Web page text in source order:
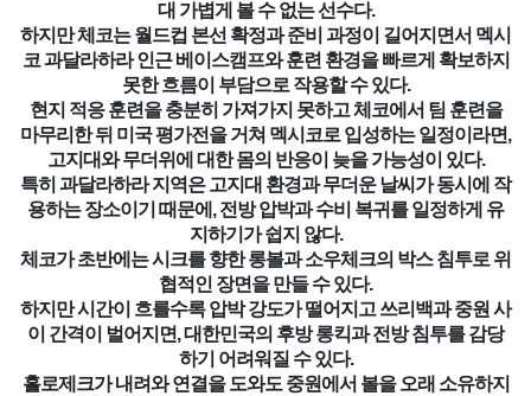
대 가볍게 볼 수 없는 선수다.
하지만 체코는 월드컵 본선 확정과 준비 과정이 길어지면서 멕시
코 과달라하라 인근 베이스캠프와 훈련 환경을 빠르게 확보하지
못한 흐름이 부담으로 작용할 수 있다.
현지 적응 훈련을 충분히 가져가지 못하고 체코에서 팀 훈련을
마무리한 뒤 미국 평가전을 거쳐 멕시코로 입성하는 일정이라면,
고지대와 무더위에 대한 몸의 반응이 늦을 가능성이 있다.
특히 과달라하라 지역은 고지대 환경과 무더운 날씨가 동시에 작
용하는 장소이기 때문에, 전방 압박과 수비 복귀를 일정하게 유
지하기가 쉽지 않다.
체코가 초반에는 시크를 향한 롱볼과 소우체크의 박스 침투로 위
협적인 장면을 만들 수 있다.
하지만 시간이 흐를수록 압박 강도가 떨어지고 쓰리백과 중원 사
이 간격이 벌어지면, 대한민국의 후방 롱킥과 전방 침투를 감당
하기 어려워질 수 있다.
흘로제크가 내려와 연결을 도와도 중원에서 볼을 오래 소유하지